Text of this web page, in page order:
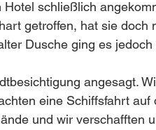
schließlich
getroffen, hat sie doch
Dusche ging es
angesagt.
eine Schiffsfahrt auf
und wir verschafften